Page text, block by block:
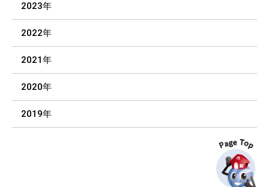
2023年
2022年
2021年
2020年
2019年